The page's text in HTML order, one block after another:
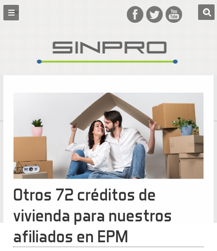
Otros 72 créditos de
vivienda para nuestros
afiliados en EPM